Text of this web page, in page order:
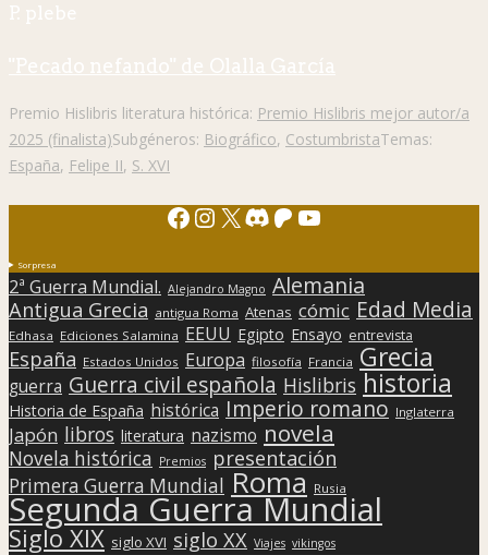
P. plebe
"Pecado nefando" de Olalla García
Premio Hislibris literatura histórica: Premio Hislibris mejor autor/a
2025 (finalista)Subgéneros: Biográfico, CostumbristaTemas:
España, Felipe II, S. XVI
Facebook
Instagram
X Discord
Patreon
YouTube
Sorpresa
2ª Guerra Mundial. Alejandro Magno Alemania
Antigua Grecia antigua Roma Atenas cómic Edad Media
Edhasa Ediciones Salamina EEUU Egipto Ensayo entrevista
España Estados Unidos Europa filosofía Francia Grecia
guerra Guerra civil española Hislibris historia
Historia de España histórica Imperio romano Inglaterra
Japón libros literatura nazismo novela
Novela histórica Premios presentación
Primera Guerra Mundial Roma Rusia
Segunda Guerra Mundial
Siglo XIX siglo XVI siglo XX Viajes vikingos